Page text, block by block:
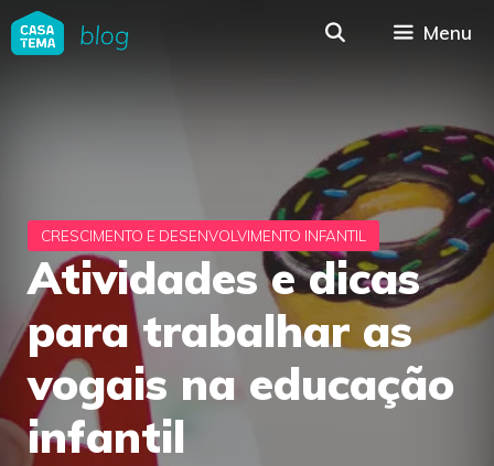
Pular
para
Menu
Atividades e dicas
para trabalhar as
vogais na educação
infantil